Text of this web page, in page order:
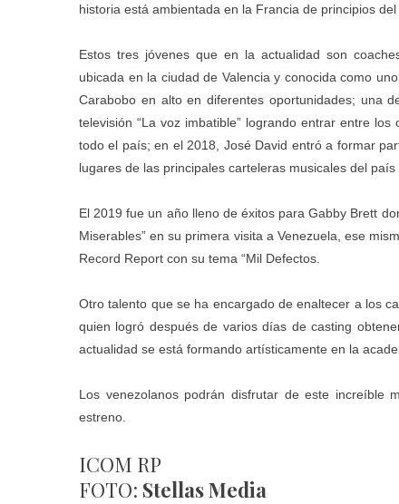
historia está ambientada en la Francia de principios del
Estos tres jóvenes que en la actualidad son
ubicada en la ciudad de Valencia y conocida como
Carabobo en alto en diferentes oportunidades; una
televisión “La voz imbatible” logrando entrar entre
todo el país; en el 2018, José David entró a formar
lugares de las principales carteleras musicales del
El 2019 fue un año lleno de éxitos para Gabby Brett
Miserables” en su primera visita a Venezuela, ese
Record Report con su tema “Mil Defectos.
Otro talento que se ha encargado de enaltecer a los
quien logró después de varios días de casting
actualidad se está formando artísticamente en la
Los venezolanos podrán disfrutar de este
estreno.
ICOM RP
FOTO: Stellas Media